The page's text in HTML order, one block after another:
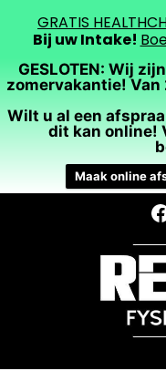
GESLOTEN: Wij
zomervakantie!
Wilt u al een
dit kan online!
Maak online
GRATIS
Bij uw Intake!